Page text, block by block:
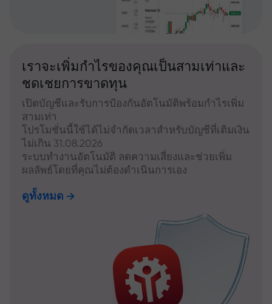
เราจะเพิ่มกำไรของคุณเป็นสามเท่าและ
ชดเชยการขาดทุน
เปิดบัญชีและรับการป้องกันอัตโนมัติพร้อมกำไรเพิ่ม
สามเท่า
โปรโมชั่นนี้ใช้ได้ไม่จำกัดเวลาสำหรับบัญชีที่เติมเงิน
ไม่เกิน 31.08.2026
ระบบทำงานอัตโนมัติ ลดความเสี่ยงและช่วยเพิ่ม
ผลลัพธ์โดยที่คุณไม่ต้องดำเนินการเอง
ดูทั้งหมด